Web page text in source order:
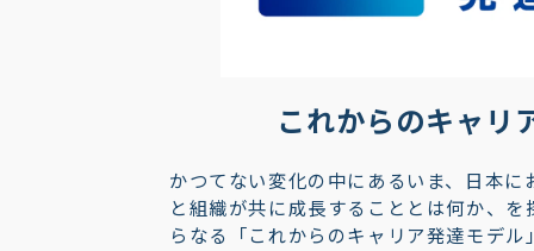
これからのキャリ
かつてない変化の中にあるいま、日本
と組織が共に成長することとは何か、
らなる「これからのキャリア発達モデル